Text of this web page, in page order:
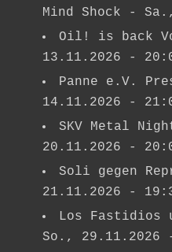
Mind Shock -
Oil! is back
13.11.2026 -
Panne e.V.
14.11.2026 -
SKV Metal
20.11.2026 -
Soli gegen
21.11.2026 -
Los Fastidios
So., 29.11.2026